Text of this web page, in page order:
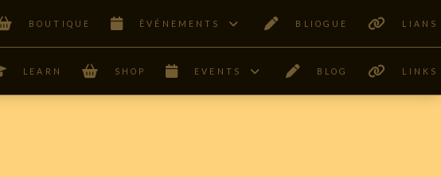
BOUTIQUE ÊVÉNEMENTS BLIOGUE LIANS
LEARN SHOP EVENTS BLOG LINKS